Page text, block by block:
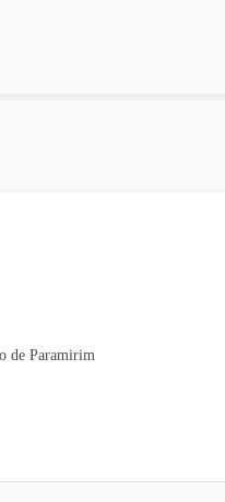
de Paramirim